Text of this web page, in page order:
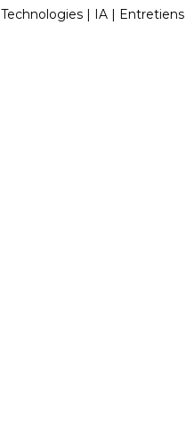
Technologies | IA | Entretiens